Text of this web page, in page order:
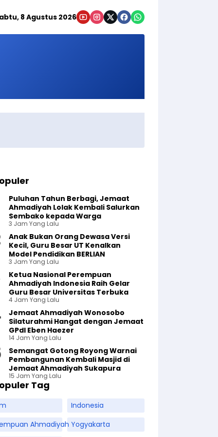
8 Agustus 2026
Puluhan Tahun Berbagi, Jemaat
Ahmadiyah Lolak Kembali Salurkan
Sembako kepada Warga
3 Jam Yang Lalu
Anak Bukan Orang Dewasa Versi
Kecil, Guru Besar UT Kenalkan
Model Pendidikan BERLIAN
3 Jam Yang Lalu
Ketua Nasional Perempuan
Ahmadiyah Indonesia Raih Gelar
Guru Besar Universitas Terbuka
4 Jam Yang Lalu
Jemaat Ahmadiyah Wonosobo
Silaturahmi Hangat dengan Jemaat
GPdI Eben Haezer
14 Jam Yang Lalu
Semangat Gotong Royong Warnai
Pembangunan Kembali Masjid di
Jemaat Ahmadiyah Sukapura
15 Jam Yang Lalu
Tag
Indonesia
Ahmadiyah Yogyakarta